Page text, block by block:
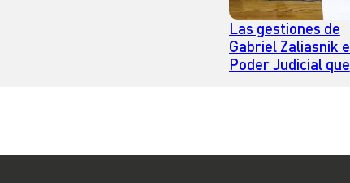
Las gestiones de
Gabriel Zaliasnik
Poder Judicial que